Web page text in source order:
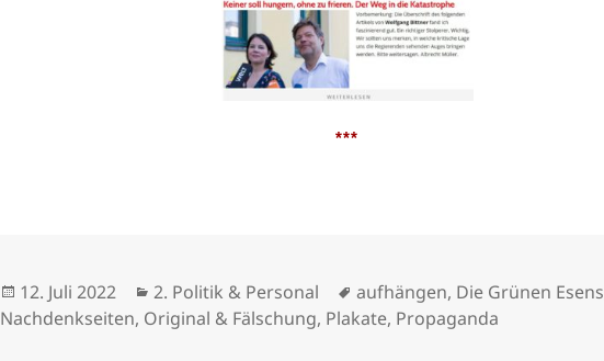
***
Veröffentlicht
am
12. Juli 2022 Kategorien
2. Politik & Personal Schlagwörter
aufhängen, Die Grünen Esens
Nachdenkseiten, Original & Fälschung, Plakate, Propaganda